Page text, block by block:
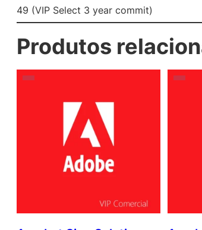
49 (VIP Select 3 year commit)
Produtos